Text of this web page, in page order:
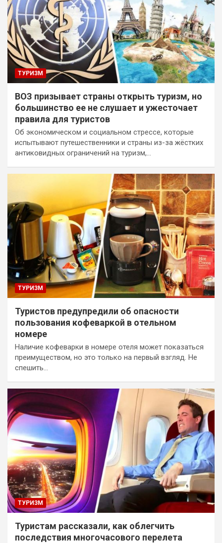
ТУРИЗМ
ВОЗ призывает страны открыть туризм, но
большинство ее не слушает и ужесточает
правила для туристов
Об экономическом и социальном стрессе, которые
испытывают путешественники и страны из-за жёстких
антиковидных ограничений на туризм,…
ТУРИЗМ
Туристов предупредили об опасности
пользования кофеваркой в отельном
номере
Наличие кофеварки в номере отеля может показаться
преимуществом, но это только на первый взгляд. Не
спешить…
ТУРИЗМ
Туристам рассказали, как облегчить
последствия многочасового перелета